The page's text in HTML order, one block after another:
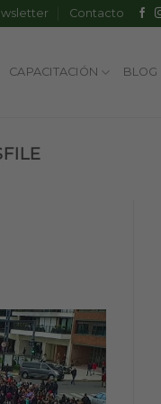
Contacto
CAPACITACIÓN BLOG